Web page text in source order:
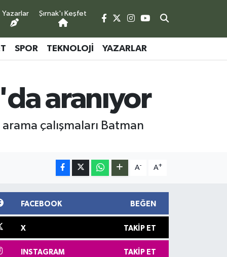
Yazarlar Şırnak'ı Keşfet
SPOR TEKNOLOJI YAZARLAR
aranıyor
çalışmaları Batman
A- A+
FACEBOOK BEĞEN
X TAKIP ET
INSTAGRAM TAKIP ET